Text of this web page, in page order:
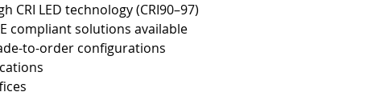
CRI LED technology (CRI90–97)
compliant solutions available
to-order configurations